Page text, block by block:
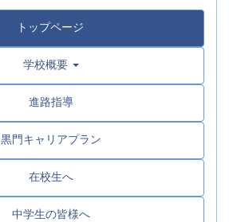
トップページ
学校概要
進路指導
黒門キャリアプラン
在校生へ
中学生の皆様へ